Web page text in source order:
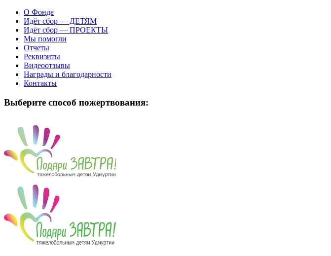
О Фонде
Идёт сбор — ДЕТЯМ
Идёт сбор — ПРОЕКТЫ
Мы помогли
Отчеты
Реквизиты
Видеоотзывы
Награды и благодарности
Контакты
Выберите способ пожертвования: